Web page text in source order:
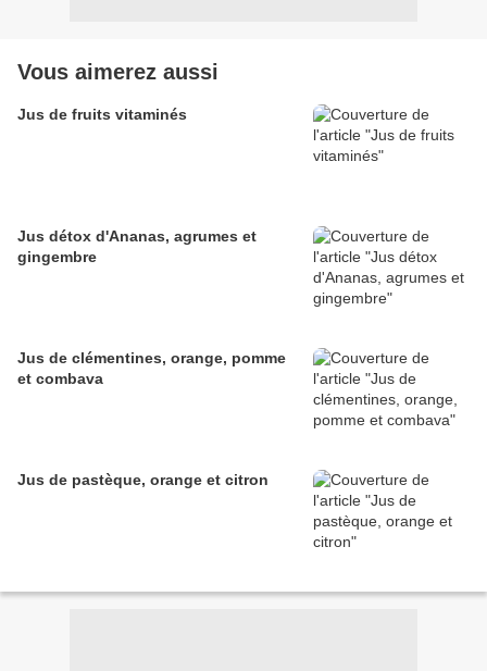
Vous aimerez aussi
Jus de fruits vitaminés
Jus détox d'Ananas, agrumes et
gingembre
Jus de clémentines, orange, pomme
et combava
Jus de pastèque, orange et citron